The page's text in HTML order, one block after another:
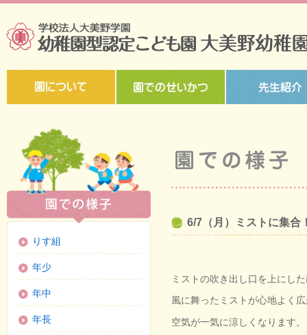
6/7（月）ミストに集合
ミストの吹き出し口を上にし
風に舞ったミストが心地よく
空気が一気に涼しくなります。
りす組
年少
年中
年長